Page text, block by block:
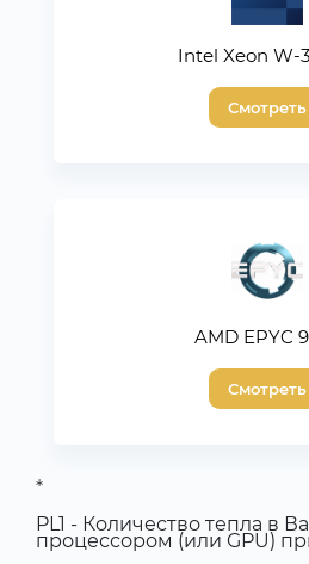
Intel Xeon W-
Смотреть
AMD EPYC
Смотреть
*
PL1 - Количество тепла в
процессором (или GPU)